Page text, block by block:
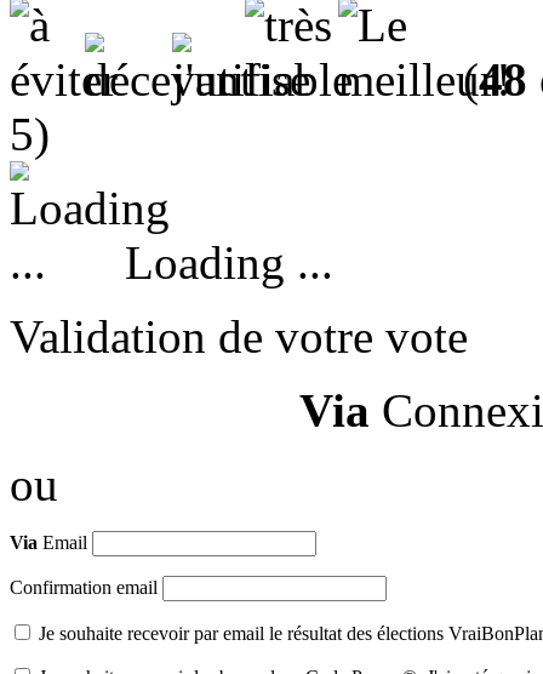
(48
5)
Loading ...
Validation de votre vote
Via
ou
Via Email
Confirmation email
Je souhaite recevoir par email le résultat des élections